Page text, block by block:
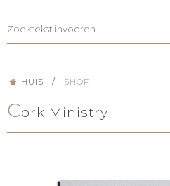
HUIS / SHOP
Cork Ministry